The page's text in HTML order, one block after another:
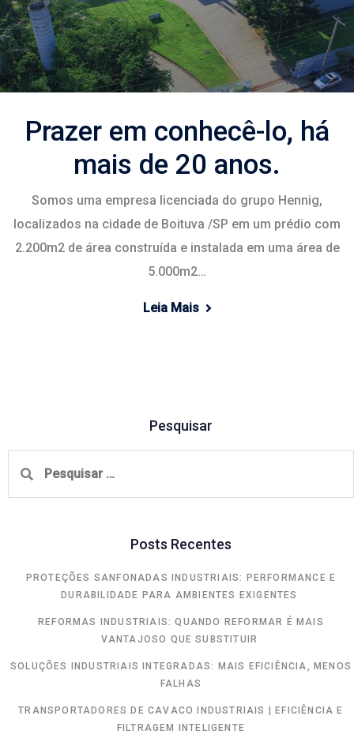
Prazer em conhecê-lo, há
mais de 20 anos.
Somos uma empresa licenciada do grupo Hennig,
localizados na cidade de Boituva /SP em um prédio com
2.200m2 de área construída e instalada em uma área de
5.000m2…
Leia Mais
Pesquisar
Posts Recentes
PROTEÇÕES SANFONADAS INDUSTRIAIS: PERFORMANCE E
DURABILIDADE PARA AMBIENTES EXIGENTES
REFORMAS INDUSTRIAIS: QUANDO REFORMAR É MAIS
VANTAJOSO QUE SUBSTITUIR
SOLUÇÕES INDUSTRIAIS INTEGRADAS: MAIS EFICIÊNCIA, MENOS
FALHAS
TRANSPORTADORES DE CAVACO INDUSTRIAIS | EFICIÊNCIA E
FILTRAGEM INTELIGENTE